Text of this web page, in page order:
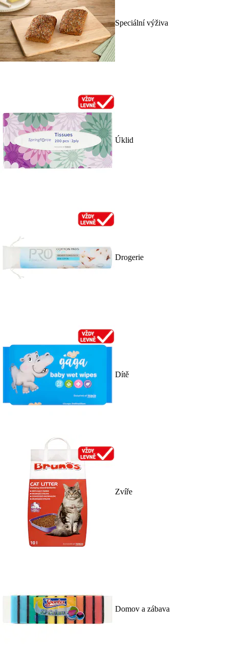
Speciální výživa
Úklid
Drogerie
Dítě
Zvíře
Domov a zábava